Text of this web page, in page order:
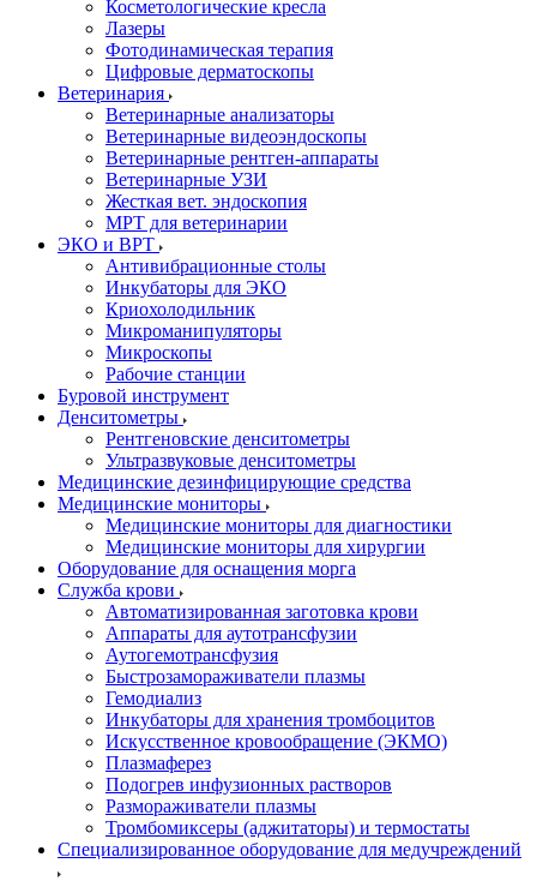
Косметологические кресла
Лазеры
Фотодинамическая терапия
Цифровые дерматоскопы
Ветеринария
Ветеринарные анализаторы
Ветеринарные видеоэндоскопы
Ветеринарные рентген-аппараты
Ветеринарные УЗИ
Жесткая вет. эндоскопия
МРТ для ветеринарии
ЭКО и ВРТ
Антивибрационные столы
Инкубаторы для ЭКО
Криохолодильник
Микроманипуляторы
Микроскопы
Рабочие станции
Буровой инструмент
Денситометры
Рентгеновские денситометры
Ультразвуковые денситометры
Медицинские дезинфицирующие средства
Медицинские мониторы
Медицинские мониторы для диагностики
Медицинские мониторы для хирургии
Оборудование для оснащения морга
Служба крови
Автоматизированная заготовка крови
Аппараты для аутотрансфузии
Аутогемотрансфузия
Быстрозамораживатели плазмы
Гемодиализ
Инкубаторы для хранения тромбоцитов
Искусственное кровообращение (ЭКМО)
Плазмаферез
Подогрев инфузионных растворов
Размораживатели плазмы
Тромбомиксеры (аджитаторы) и термостаты
Специализированное оборудование для медучреждений